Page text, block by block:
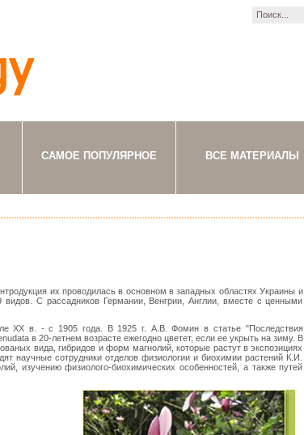
САМОЕ ПОПУЛЯРНОЕ ВСЕ МАТЕРИАЛЫ
их проводилась в основном в западных областях Украины и
С рассадников Германии, Венгрии, Англии, вместе с ценными
ХХ в. - с 1905 года. В 1925 г. А.В. Фомин в статье "Последствия
в 20-летнем возрасте ежегодно цветет, если ее укрыть на зиму. В
вида, гибридов и форм магнолий, которые растут в экспозициях
научные сотрудники отделов физиологии и биохимии растений К.И.
изучению физиолого-биохимических особенностей, а также путей